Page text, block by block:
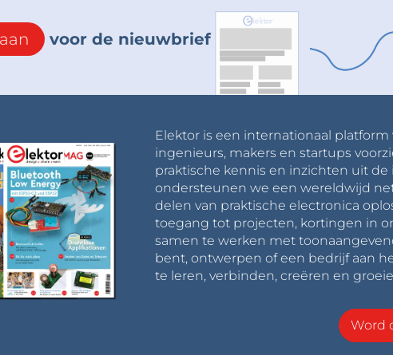
voor de nieuwbrief
Elektor is een internationaal
ingenieurs, makers en startups
praktische kennis en inzichten uit de
ondersteunen we een wereldwijd
delen van praktische electronica
toegang tot projecten, kortingen in
samen te werken met
bent, ontwerpen of een bedrijf aan
te leren, verbinden, creëren en
Word